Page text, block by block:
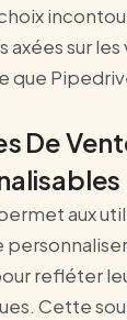
axées sur les
que
De
aux
refléter
Cette